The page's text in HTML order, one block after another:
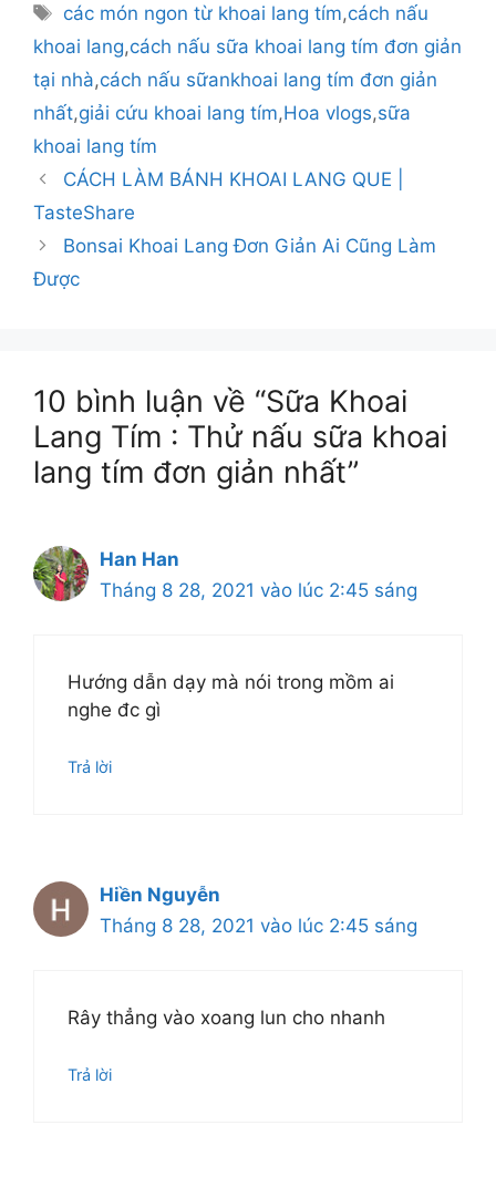
Thẻ
các món ngon từ khoai lang tím,cách nấu
khoai lang,cách nấu sữa khoai lang tím đơn giản
tại nhà,cách nấu sữankhoai lang tím đơn giản
nhất,giải cứu khoai lang tím,Hoa vlogs,sữa
khoai lang tím
CÁCH LÀM BÁNH KHOAI LANG QUE |
TasteShare
Bonsai Khoai Lang Đơn Giản Ai Cũng Làm
Được
10 bình luận về “Sữa Khoai
Lang Tím : Thử nấu sữa khoai
lang tím đơn giản nhất”
Han Han
Tháng 8 28, 2021 vào lúc 2:45 sáng
Hướng dẫn dạy mà nói trong mồm ai
nghe đc gì
Trả lời
Hiền Nguyễn
Tháng 8 28, 2021 vào lúc 2:45 sáng
Rây thẳng vào xoang lun cho nhanh
Trả lời